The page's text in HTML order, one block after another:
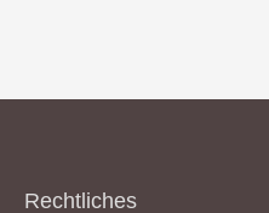
Rechtliches